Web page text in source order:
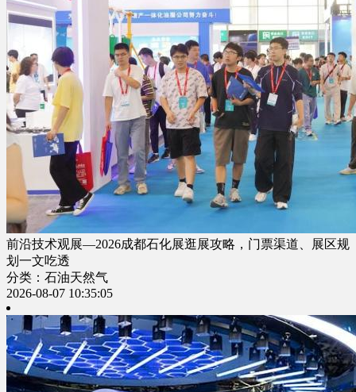
前沿技术观展—2026成都石化展逛展攻略，门票渠道、展区规
划一文吃透
分类：石油天然气
2026-08-07 10:35:05